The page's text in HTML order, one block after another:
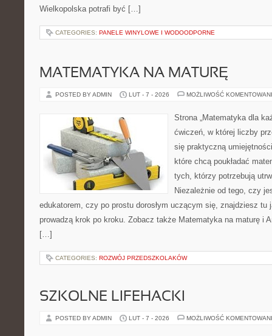
Wielkopolska potrafi być […]
CATEGORIES: PANELE WINYLOWE I WODOODPORNE
MATEMATYKA NA MATURĘ
POSTED BY ADMIN LUT - 7 - 2026 MOŻLIWOŚĆ
Strona „Matematyka dla
ćwiczeń, w której liczby
się praktyczną
które chcą poukładać
tych, którzy potrzebują
Niezależnie od tego, czy
edukatorem, czy po prostu dorosłym uczącym się, znajdziesz tu
prowadzą krok po kroku. Zobacz także Matematyka na maturę i
[…]
CATEGORIES: ROZWÓJ PRZEDSZKOLAKÓW
SZKOLNE LIFEHACKI
POSTED BY ADMIN LUT - 7 - 2026 MOŻLIWOŚĆ